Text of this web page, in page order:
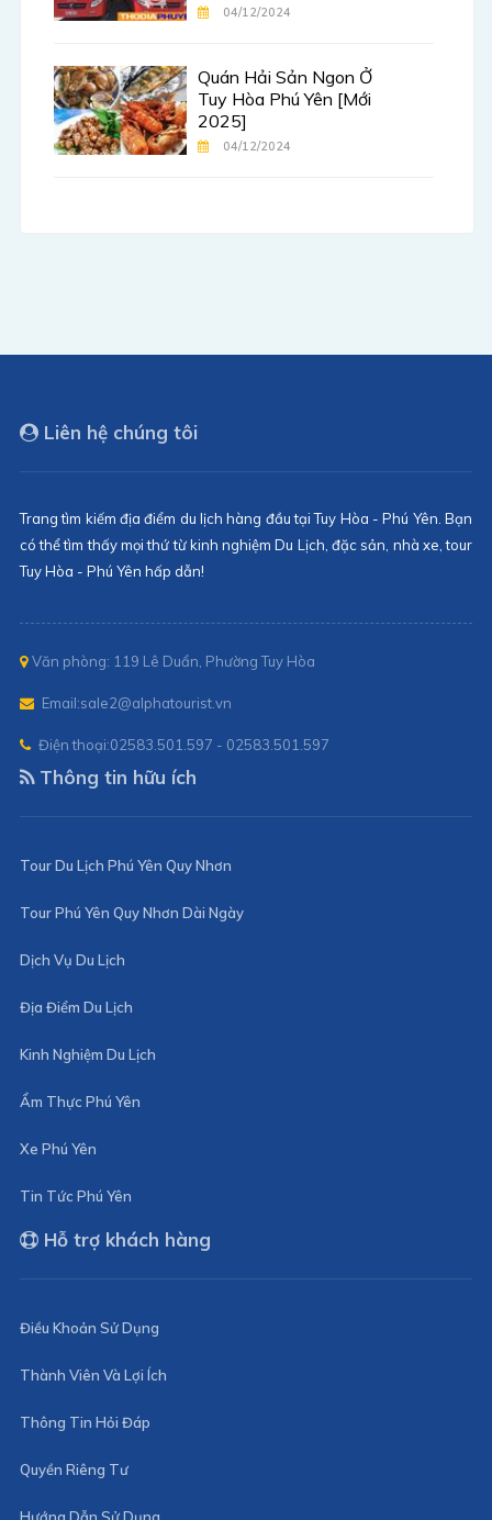
04/12/2024
Quán Hải Sản Ngon Ở
Tuy Hòa Phú Yên [Mới
2025]
04/12/2024
Liên hệ chúng tôi
Trang tìm kiếm địa điểm du lịch hàng đầu tại Tuy Hòa - Phú Yên. Bạn
có thể tìm thấy mọi thứ từ kinh nghiệm Du Lịch, đặc sản, nhà xe, tour
Tuy Hòa - Phú Yên hấp dẫn!
Văn phòng: 119 Lê Duẩn, Phường Tuy Hòa
Email:sale2@alphatourist.vn
Điện thoại:02583.501.597 - 02583.501.597
Thông tin hữu ích
Tour Du Lịch Phú Yên Quy Nhơn
Tour Phú Yên Quy Nhơn Dài Ngày
Dịch Vụ Du Lịch
Địa Điểm Du Lịch
Kinh Nghiệm Du Lịch
Ẩm Thực Phú Yên
Xe Phú Yên
Tin Tức Phú Yên
Hỗ trợ khách hàng
Điều Khoản Sử Dụng
Thành Viên Và Lợi Ích
Thông Tin Hỏi Đáp
Quyền Riêng Tư
Hướng Dẫn Sử Dụng